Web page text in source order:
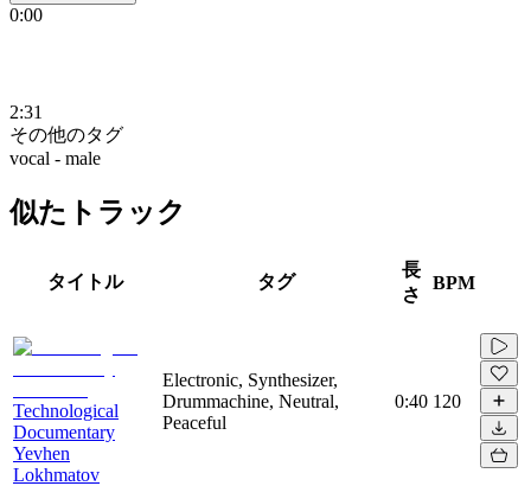
0:00
2:31
その他のタグ
vocal - male
似たトラック
タイトル タグ
長
さ
BPM
Technological
Documentary
Yevhen
Lokhmatov
Electronic, Synthesizer,
Drummachine, Neutral,
Peaceful
0:40 120